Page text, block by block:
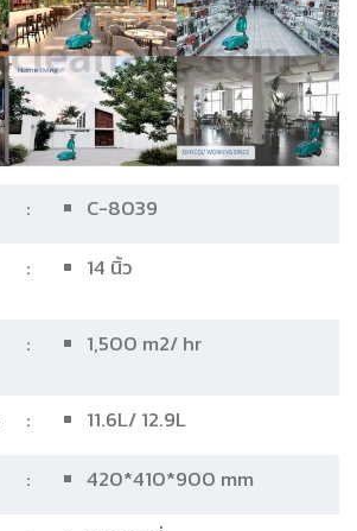
:
C-8039
: 14 นิ้ว
: 1,500 m2/ hr
:
11.6L/ 12.9L
:
420*410*900 mm